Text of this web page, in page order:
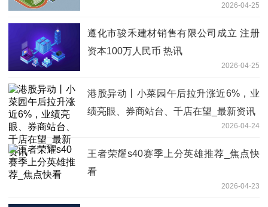
2026-04-25
遵化市骏禾建材销售有限公司成立 注册
资本100万人民币 热讯
2026-04-25
港股异动丨小菜园午后拉升涨近6%，业
绩亮眼、券商站台、千店在望_最新资讯
2026-04-24
王者荣耀s40赛季上分英雄推荐_焦点快
看
2026-04-23